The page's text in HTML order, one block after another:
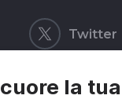
la
Twitter